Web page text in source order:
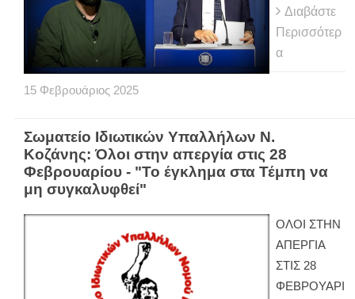
Διαβάστε
Περισσότερ
α
15 Φεβρουάριος 2025
Σωματείο Ιδιωτικών Υπαλλήλων Ν.
Κοζάνης: Όλοι στην απεργία στις 28
Φεβρουαρίου - "Το έγκλημα στα Τέμπη να
μη συγκαλυφθεί"
ΟΛΟΙ ΣΤΗΝ
ΑΠΕΡΓΙΑ
ΣΤΙΣ 28
ΦΕΒΡΟΥΑΡΙ